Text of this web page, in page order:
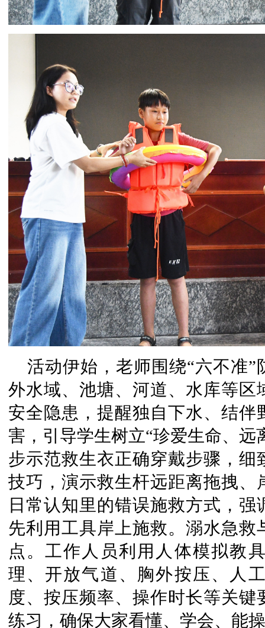
活动伊始，老师围绕“六不准
外水域、池塘、河道、水库等
安全隐患，提醒独自下水、结
害，引导学生树立“珍爱生命、
步示范救生衣正确穿戴步骤，
技巧，演示救生杆远距离拖拽
日常认知里的错误施救方式，
先利用工具岸上施救。溺水急
点。工作人员利用人体模拟教
理、开放气道、胸外按压、人
度、按压频率、操作时长等关
练习，确保大家看懂、学会、能